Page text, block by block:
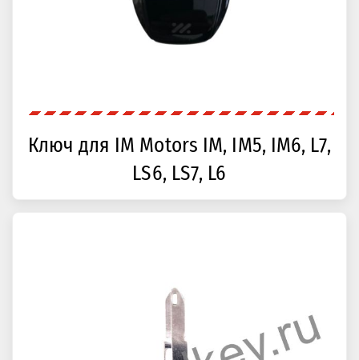
Ключ для IM Motors IM, IM5, IM6, L7,
LS6, LS7, L6